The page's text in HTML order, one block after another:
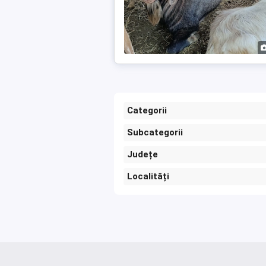
Categorii
Subcategorii
Județe
Localități